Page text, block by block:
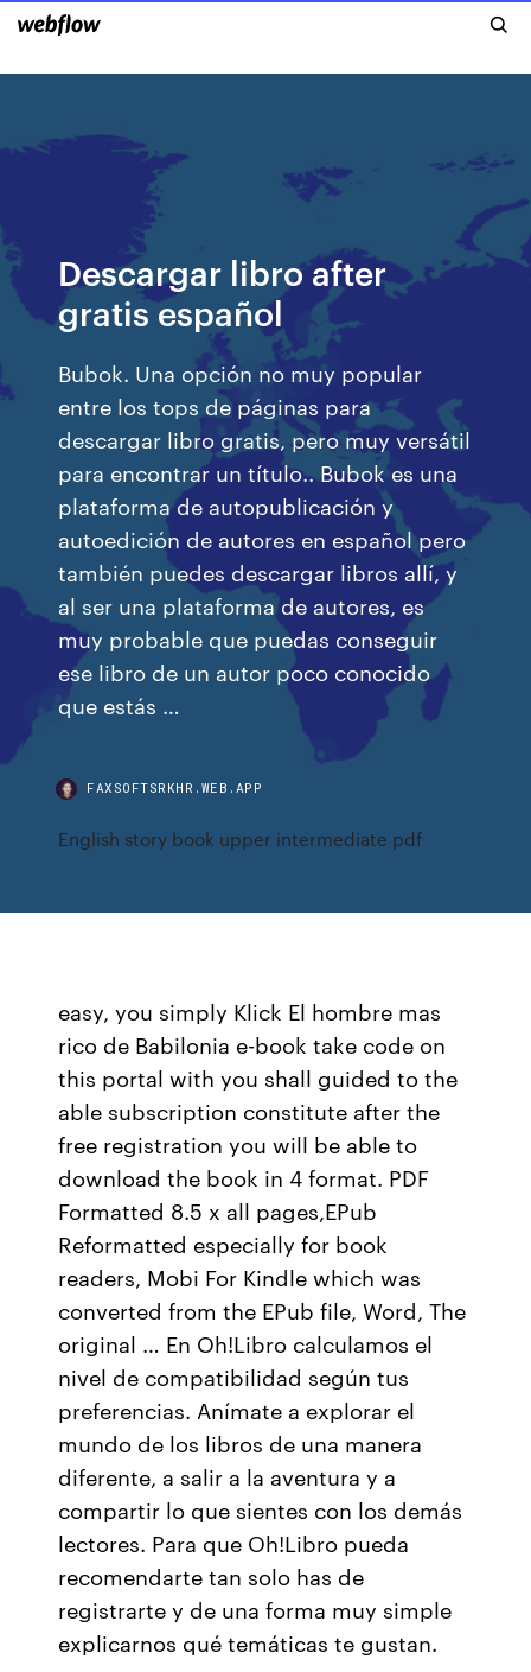
Descargar libro after
gratis español
Bubok. Una opción no muy popular
entre los tops de páginas para
descargar libro gratis, pero muy versátil
para encontrar un título.. Bubok es una
plataforma de autopublicación y
autoedición de autores en español pero
también puedes descargar libros allí, y
al ser una plataforma de autores, es
muy probable que puedas conseguir
ese libro de un autor poco conocido
que estás …
FAXSOFTSRKHR.WEB.APP
English story book upper intermediate pdf
easy, you simply Klick El hombre mas
rico de Babilonia e-book take code on
this portal with you shall guided to the
able subscription constitute after the
free registration you will be able to
download the book in 4 format. PDF
Formatted 8.5 x all pages,EPub
Reformatted especially for book
readers, Mobi For Kindle which was
converted from the EPub file, Word, The
original … En Oh!Libro calculamos el
nivel de compatibilidad según tus
preferencias. Anímate a explorar el
mundo de los libros de una manera
diferente, a salir a la aventura y a
compartir lo que sientes con los demás
lectores. Para que Oh!Libro pueda
recomendarte tan solo has de
registrarte y de una forma muy simple
explicarnos qué temáticas te gustan.